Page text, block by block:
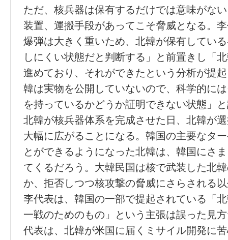
ただ、核兵器は保有するだけでは意味がな
装置、運搬手段があってこそ脅威となる。
爆弾は大きく重いため、北韓が保有してい
しにくい状態だと判断する」と前置きし「
進めており、それができたという分析が提
韓は実物を公開していないので、科学的に
を持っているかどうか証明できない状態」
北韓が核兵器体系を完成させた日、北韓が
大幅に広がることになる。韓国の主要なタ
とができるようになった北韓は、韓国にさ
てくるだろう。大韓民国は核で武装した北
か、拒否しつつ核攻撃の脅威にさらされる
李代表は、韓国の一部で提起されている「
一戦のためのもの」という主張は誤った見
代表は、北韓が米国に届くミサイル開発に